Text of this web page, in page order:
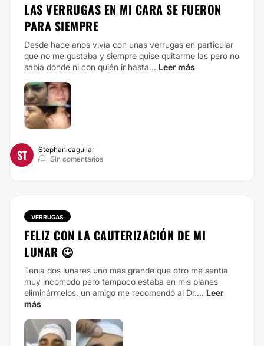
LAS VERRUGAS EN MI CARA SE FUERON
PARA SIEMPRE
Desde hace años vivía con unas verrugas en particular
que no me gustaba y siempre quise quitarme las pero no
sabía dónde ni con quién ir hasta... Leer más
ST
Stephanieaguilar
Sin comentarios
VERRUGAS
FELIZ CON LA CAUTERIZACIÓN DE MI
LUNAR 😉
Tenia dos lunares uno mas grande que otro me sentía
muy incomodo pero tampoco estaba en mis planes
eliminármelos, un amigo me recomendó al Dr.... Leer
más